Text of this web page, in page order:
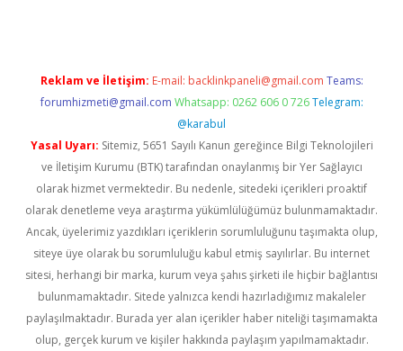
Reklam ve İletişim: E-mail: backlinkpaneli@gmail.com Teams:
forumhizmeti@gmail.com Whatsapp: 0262 606 0 726 Telegram:
@karabul
Yasal Uyarı: Sitemiz, 5651 Sayılı Kanun gereğince Bilgi Teknolojileri
ve İletişim Kurumu (BTK) tarafından onaylanmış bir Yer Sağlayıcı
olarak hizmet vermektedir. Bu nedenle, sitedeki içerikleri proaktif
olarak denetleme veya araştırma yükümlülüğümüz bulunmamaktadır.
Ancak, üyelerimiz yazdıkları içeriklerin sorumluluğunu taşımakta olup,
siteye üye olarak bu sorumluluğu kabul etmiş sayılırlar. Bu internet
sitesi, herhangi bir marka, kurum veya şahıs şirketi ile hiçbir bağlantısı
bulunmamaktadır. Sitede yalnızca kendi hazırladığımız makaleler
paylaşılmaktadır. Burada yer alan içerikler haber niteliği taşımamakta
olup, gerçek kurum ve kişiler hakkında paylaşım yapılmamaktadır.